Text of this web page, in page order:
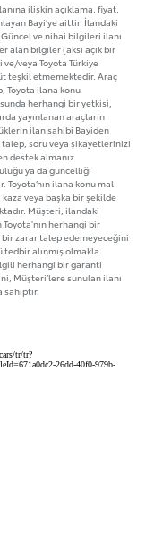
ilişkin açıklama, fiyat,
Bayi’ye aittir. İlandaki
ve nihai bilgileri ilanı
alan bilgiler (aksi açık bir
veya Toyota Türkiye
teşkil etmemektedir. Araç
Toyota ilana konu
herhangi bir yetkisi,
yayınlanan araçların
ilan sahibi Bayiden
soru veya şikayetlerinizi
destek almanız
ya da güncelliği
ilana konu mal
veya başka bir şekilde
Müşteri, ilandaki
herhangi bir
bir zarar talep edemeyeceğini
alınmış olmakla
herhangi bir garanti
Müşteri’lere sunulan ilanı
sahiptir.
tr/tr?
26dd-40f0-979b-